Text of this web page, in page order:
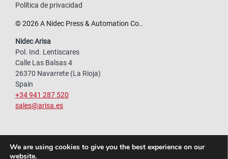
Política de privacidad
© 2026 A Nidec Press & Automation Co..
Nidec Arisa
Pol. Ind. Lentiscares
Calle Las Balsas 4
26370 Navarrete (La Rioja)
Spain
+34 941 287 520
sales@arisa.es
We are using cookies to give you the best experience on our
website.